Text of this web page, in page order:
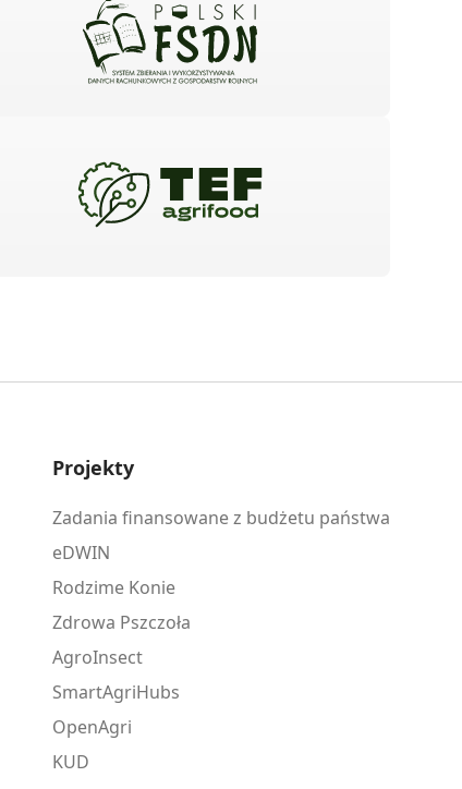
Projekty
Zadania finansowane z budżetu państwa
eDWIN
Rodzime Konie
Zdrowa Pszczoła
AgroInsect
SmartAgriHubs
OpenAgri
KUD